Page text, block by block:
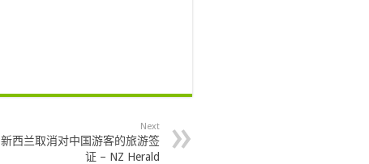
Next
新西兰取消对中国游客的旅游签
证 – NZ Herald